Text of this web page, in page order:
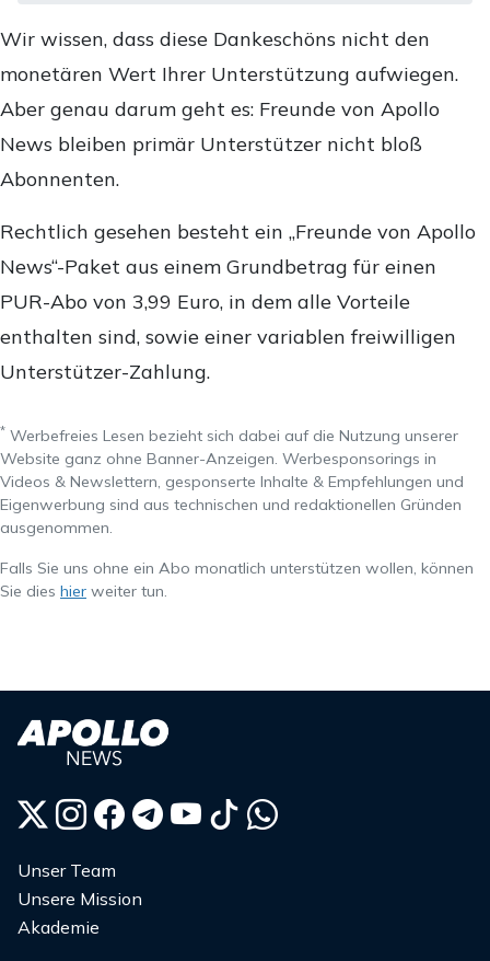
Wir wissen, dass diese Dankeschöns nicht den
monetären Wert Ihrer Unterstützung aufwiegen.
Aber genau darum geht es: Freunde von Apollo
News bleiben primär Unterstützer nicht bloß
Abonnenten.
Rechtlich gesehen besteht ein „Freunde von Apollo
News“-Paket aus einem Grundbetrag für einen
PUR-Abo von 3,99 Euro, in dem alle Vorteile
enthalten sind, sowie einer variablen freiwilligen
Unterstützer-Zahlung.
* Werbefreies Lesen bezieht sich dabei auf die Nutzung unserer
Website ganz ohne Banner-Anzeigen. Werbesponsorings in
Videos & Newslettern, gesponserte Inhalte & Empfehlungen und
Eigenwerbung sind aus technischen und redaktionellen Gründen
ausgenommen.
Falls Sie uns ohne ein Abo monatlich unterstützen wollen, können
Sie dies hier weiter tun.
Unser Team
Unsere Mission
Akademie